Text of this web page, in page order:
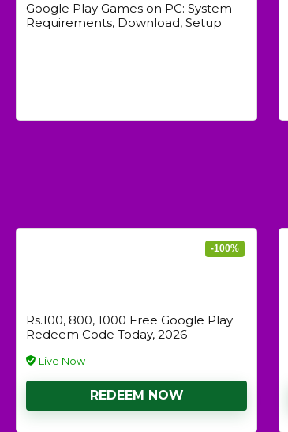
Google Play Games on PC: System
Requirements, Download, Setup
-100%
Rs.100, 800, 1000 Free Google Play
Redeem Code Today, 2026
Live Now
REDEEM NOW